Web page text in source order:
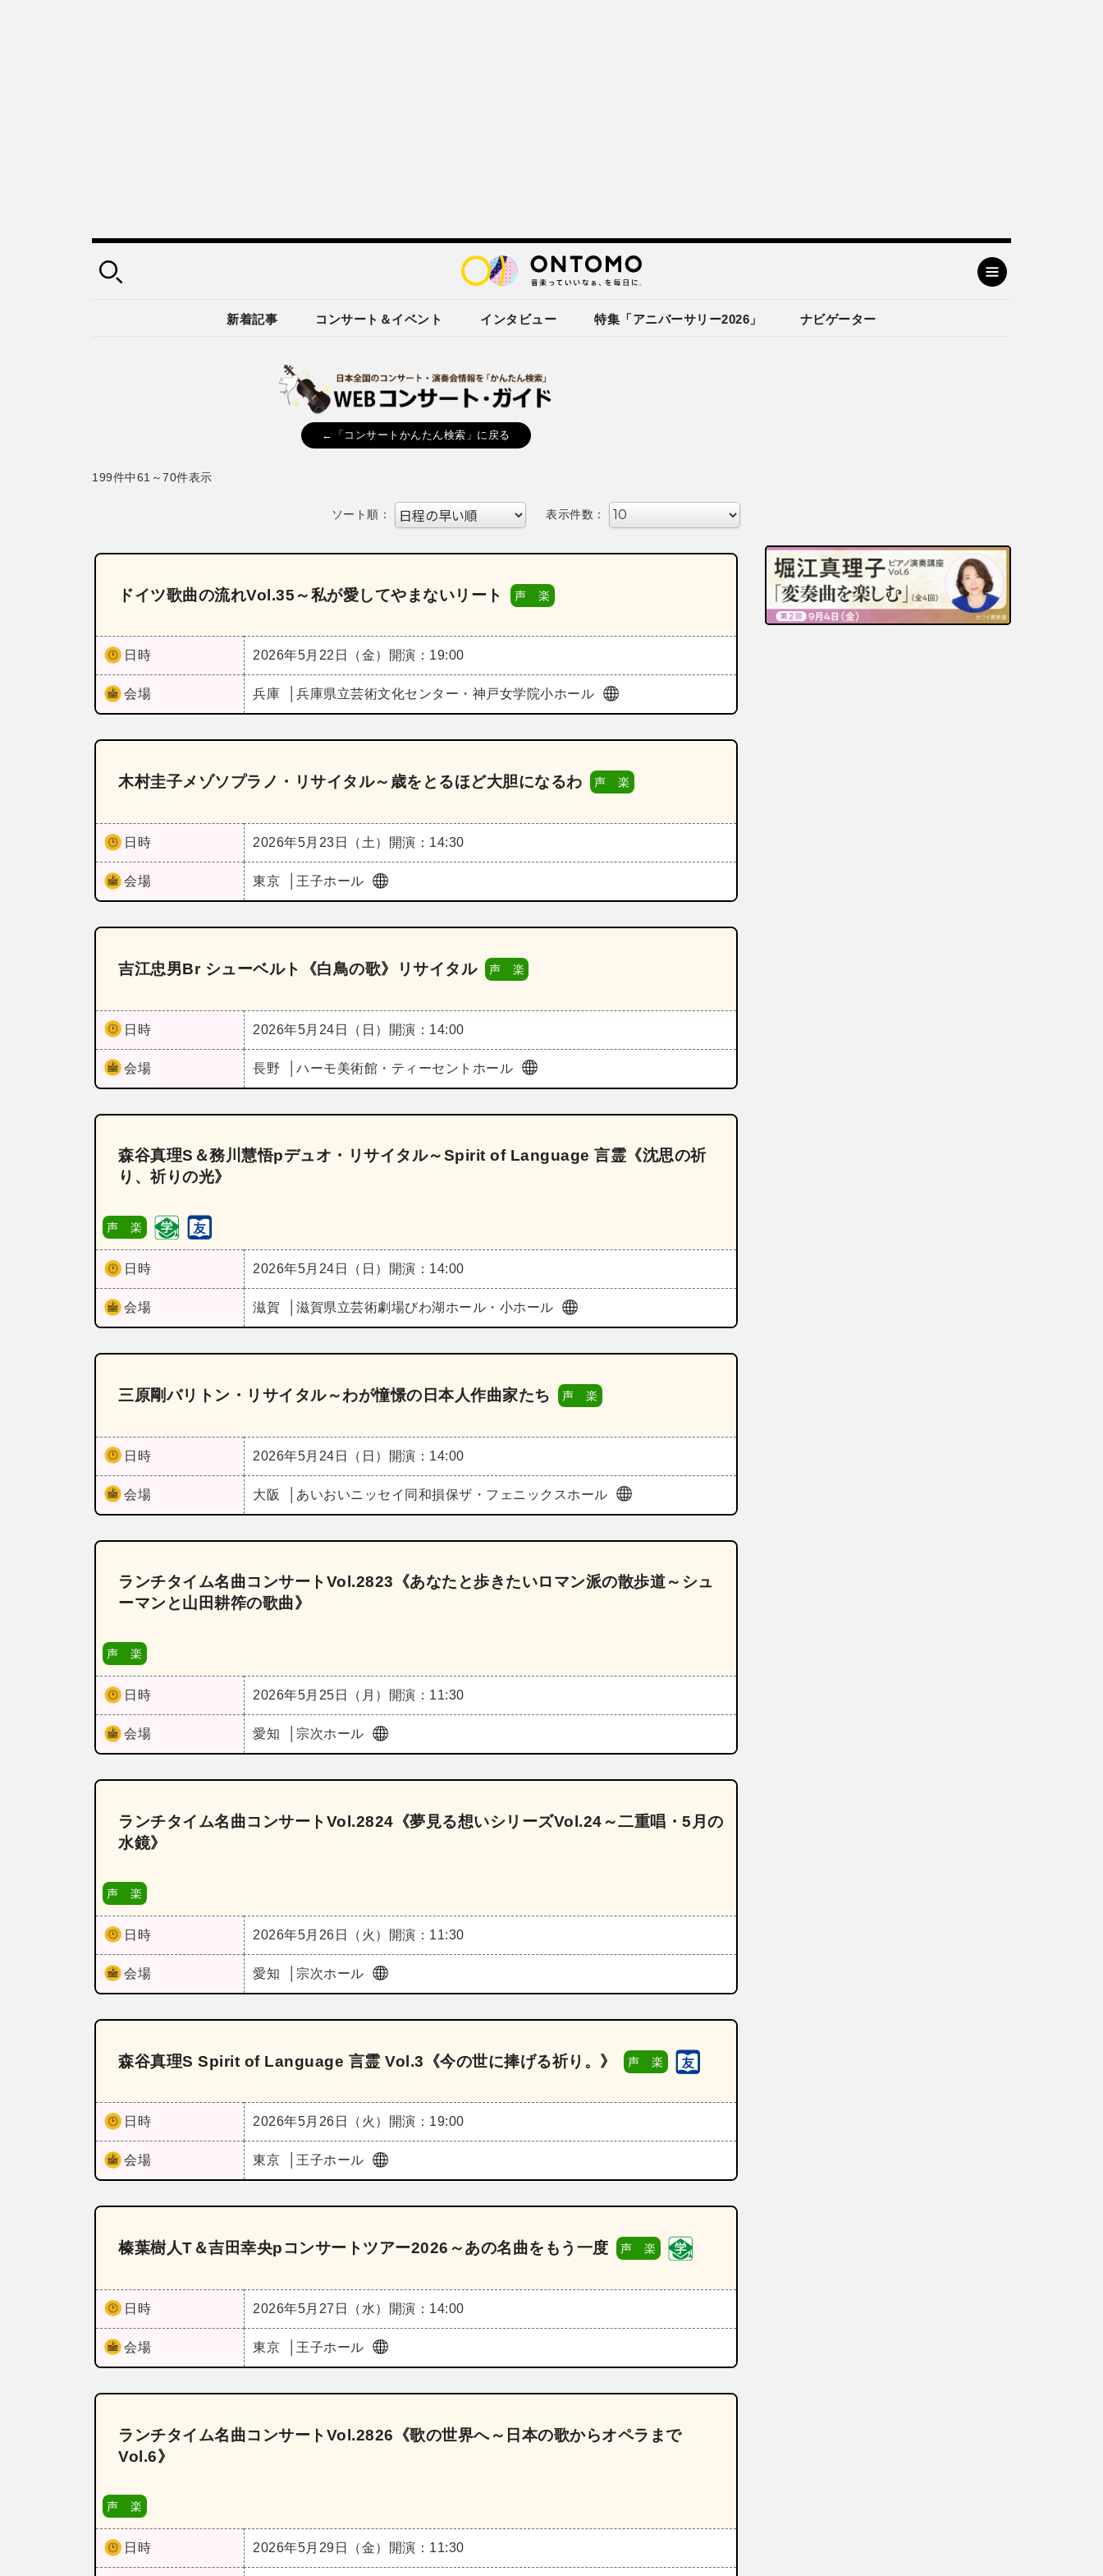
新着記事 コンサート＆イベント インタビュー 特集「アニバーサリー2026」 ナビゲーター
←「コンサートかんたん検索」に戻る
199件中61～70件表示
ソート順： 表示件数：
ドイツ歌曲の流れVol.35～私が愛してやまないリート 声 楽
日時 2026年5月22日（金） 開演：19:00
会場 兵庫 兵庫県立芸術文化センター・神戸女学院小ホール
木村圭子メゾソプラノ・リサイタル～歳をとるほど大胆になるわ 声 楽
日時 2026年5月23日（土） 開演：14:30
会場 東京 王子ホール
吉江忠男Br シューベルト《白鳥の歌》リサイタル 声 楽
日時 2026年5月24日（日） 開演：14:00
会場 長野 ハーモ美術館・ティーセントホール
森谷真理S＆務川慧悟pデュオ・リサイタル～Spirit of Language 言霊《沈思の祈
り、祈りの光》
声 楽
日時 2026年5月24日（日） 開演：14:00
会場 滋賀 滋賀県立芸術劇場びわ湖ホール・小ホール
三原剛バリトン・リサイタル～わが憧憬の日本人作曲家たち 声 楽
日時 2026年5月24日（日） 開演：14:00
会場 大阪 あいおいニッセイ同和損保ザ・フェニックスホール
ランチタイム名曲コンサートVol.2823《あなたと歩きたいロマン派の散歩道～シュ
ーマンと山田耕筰の歌曲》
声 楽
日時 2026年5月25日（月） 開演：11:30
会場 愛知 宗次ホール
ランチタイム名曲コンサートVol.2824《夢見る想いシリーズVol.24～二重唱・5月の
水鏡》
声 楽
日時 2026年5月26日（火） 開演：11:30
会場 愛知 宗次ホール
森谷真理S Spirit of Language 言霊 Vol.3《今の世に捧げる祈り。》 声 楽
日時 2026年5月26日（火） 開演：19:00
会場 東京 王子ホール
榛葉樹人T＆吉田幸央pコンサートツアー2026～あの名曲をもう一度 声 楽
日時 2026年5月27日（水） 開演：14:00
会場 東京 王子ホール
ランチタイム名曲コンサートVol.2826《歌の世界へ～日本の歌からオペラまで
Vol.6》
声 楽
日時 2026年5月29日（金） 開演：11:30